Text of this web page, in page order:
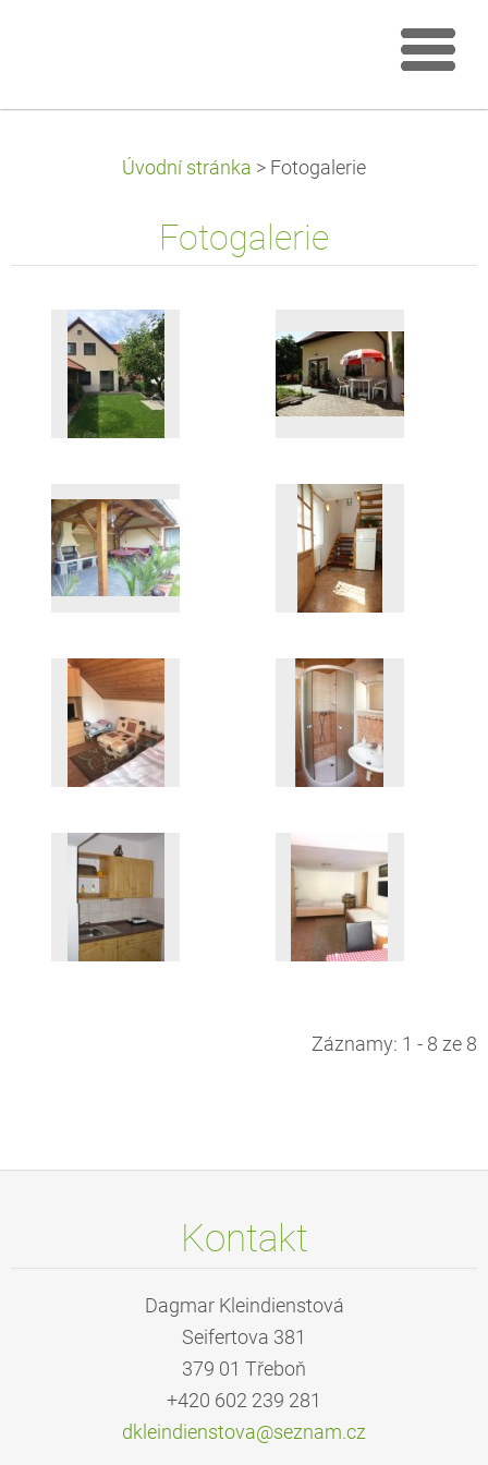
Úvodní stránka > Fotogalerie
Fotogalerie
Záznamy: 1 - 8 ze 8
Kontakt
Dagmar Kleindienstová
Seifertova 381
379 01 Třeboň
+420 602 239 281
dkleindienstova@seznam.cz